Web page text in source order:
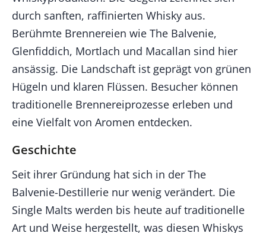
durch sanften, raffinierten Whisky aus.
Berühmte Brennereien wie The Balvenie,
Glenfiddich, Mortlach und Macallan sind hier
ansässig. Die Landschaft ist geprägt von grünen
Hügeln und klaren Flüssen. Besucher können
traditionelle Brennereiprozesse erleben und
eine Vielfalt von Aromen entdecken.
Geschichte
Seit ihrer Gründung hat sich in der The
Balvenie-Destillerie nur wenig verändert. Die
Single Malts werden bis heute auf traditionelle
Art und Weise hergestellt, was diesen Whiskys